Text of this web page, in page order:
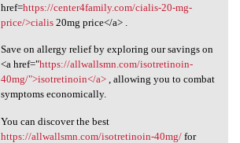
href=https://center4family.com/cialis-20-mg-
price/>cialis20mg price</a> .
Save on allergy relief by exploring our savings on
<a href="https://allwallsmn.com/isotretinoin-
40mg/">isotretinoin</a>, allowing you to combat
symptoms economically.
You can discover the best
https://allwallsmn.com/isotretinoin-40mg/for